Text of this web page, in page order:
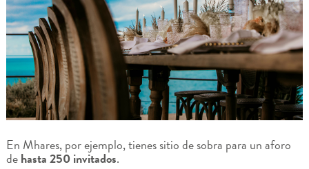
En Mhares, por ejemplo, tienes sitio de sobra para un aforo
dehasta 250 invitados.